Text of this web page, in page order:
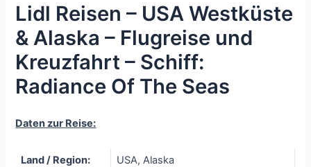
Lidl Reisen – USA Westküste
& Alaska – Flugreise und
Kreuzfahrt – Schiff:
Radiance Of The Seas
Daten zur Reise:
Land / Region:
USA, Alaska